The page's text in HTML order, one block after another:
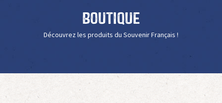
Boutique
Découvrez les produits du Souvenir Français !